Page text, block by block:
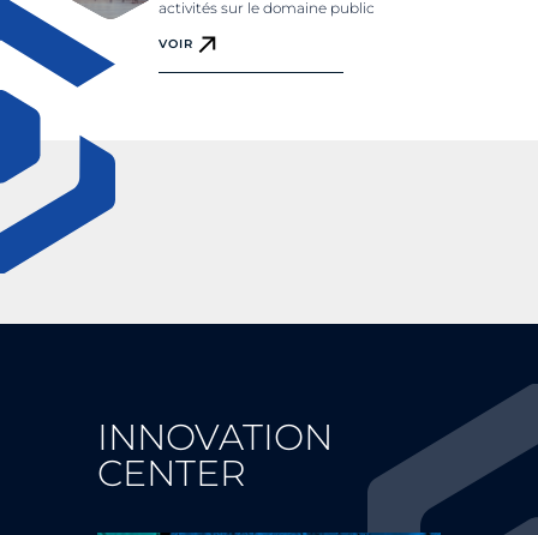
activités sur le domaine public
VOIR
INNOVATION
CENTER